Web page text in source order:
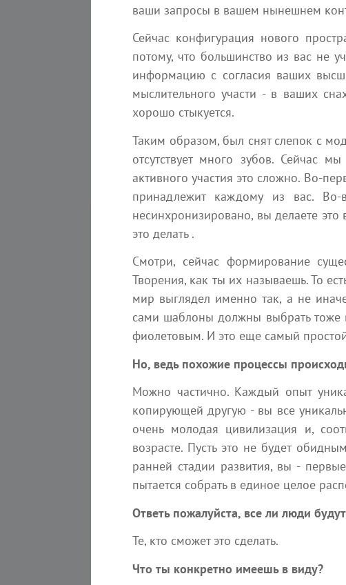
Cтроим Царство Богини-
Чистое Сознание -...
Мастер - класс
Пришло время для активных
действий, друзья. Никто,
кроме нас самих, на нашей...
Курс
Занятие
Люди
Следите за нашими новостями
в социальных сетях:
ваши запросы в вашем нынешнем
Сейчас конфигурация нового
потому, что большинство из вас не
информацию с согласия ваших
мыслительного участи - в ваших
хорошо стыкуется.
Таким образом, был снят слепок с
отсутствует много зубов. Сейчас
активного участия это сложно. Во-
принадлежит каждому из вас. Во-
несинхронизировано, вы делаете
это делать .
Смотри, сейчас формирование
Творения, как ты их называешь. То
мир выглядел именно так, а не
сами шаблоны должны выбрать тоже
фиолетовым. И это еще самый
Но, ведь похожие процессы
Можно частично. Каждый опыт
копирующей другую - вы все
очень молодая цивилизация и,
возрасте. Пусть это не будет
ранней стадии развития, вы -
пытается собрать в единое целое
Ответь пожалуйста, все ли люди
Те, кто сможет это сделать.
Что ты конкретно имеешь в виду?